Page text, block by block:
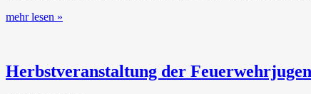
mehr lesen »
Herbstveranstaltung der